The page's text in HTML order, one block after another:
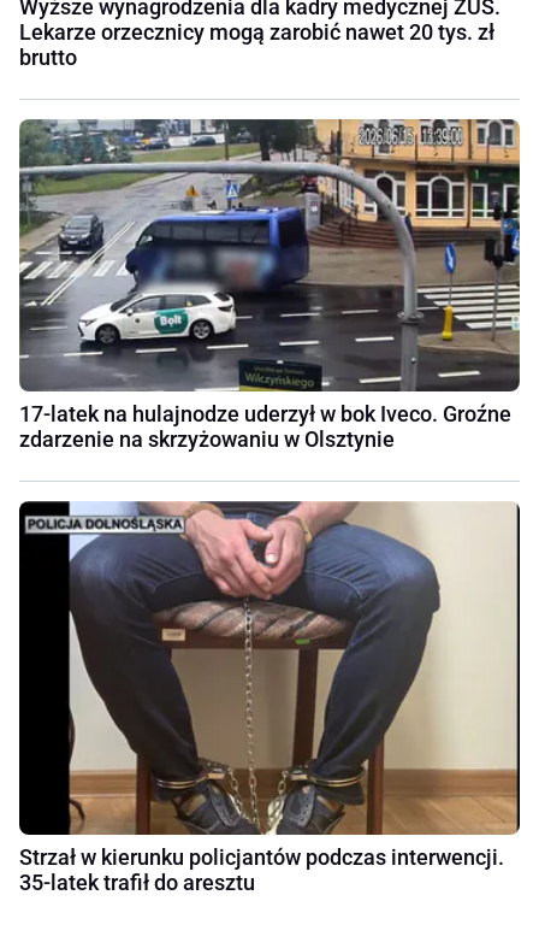
Wyższe wynagrodzenia dla kadry medycznej ZUS.
Lekarze orzecznicy mogą zarobić nawet 20 tys. zł
brutto
17-latek na hulajnodze uderzył w bok Iveco. Groźne
zdarzenie na skrzyżowaniu w Olsztynie
Strzał w kierunku policjantów podczas interwencji.
35-latek trafił do aresztu